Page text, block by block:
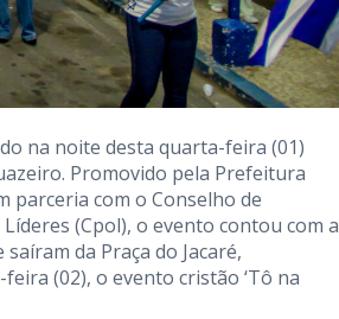
na noite desta quarta-feira (01)
Promovido pela Prefeitura
parceria com o Conselho de
(Cpol), o evento contou com a
da Praça do Jacaré,
(02), o evento cristão ‘Tô na